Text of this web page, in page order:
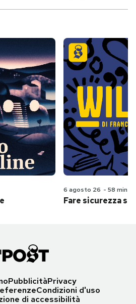
6 agosto 26 - 58 min
Fare sicurezza
PubblicitàPrivacy
Condizioni d'uso
di accessibilità